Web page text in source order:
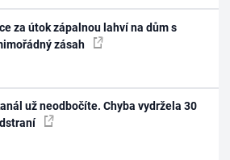
za útok zápalnou lahví na dům s
zásah
už neodbočíte. Chyba vydržela 30